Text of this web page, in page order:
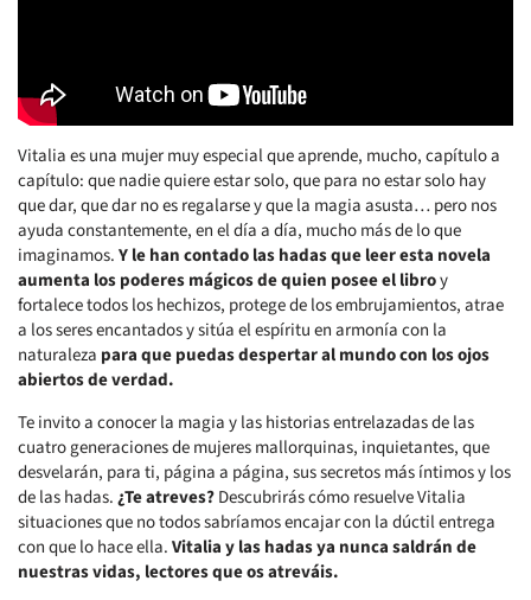
Vitalia es una mujer muy especial que aprende, mucho, capítulo a
capítulo: que nadie quiere estar solo, que para no estar solo hay
que dar, que dar no es regalarse y que la magia asusta… pero nos
ayuda constantemente, en el día a día, mucho más de lo que
imaginamos.Y le han contado las hadas que leer esta novela
aumenta los poderes mágicos de quien posee el libroy
fortalece todos los hechizos, protege de los embrujamientos, atrae
a los seres encantados y sitúa el espíritu en armonía con la
naturaleza para que puedas despertar al mundo con los ojos
abiertos de verdad.
Te invito a conocer la magia y las historias entrelazadas de las
cuatro generaciones de mujeres mallorquinas, inquietantes, que
desvelarán, para ti, página a página, sus secretos más íntimos y los
de las hadas.¿Te atreves?Descubrirás cómo resuelve Vitalia
situaciones que no todos sabríamos encajar con la dúctil entrega
con que lo hace ella.Vitalia y las hadas ya nunca saldrán de
nuestras vidas, lectores que os atreváis.